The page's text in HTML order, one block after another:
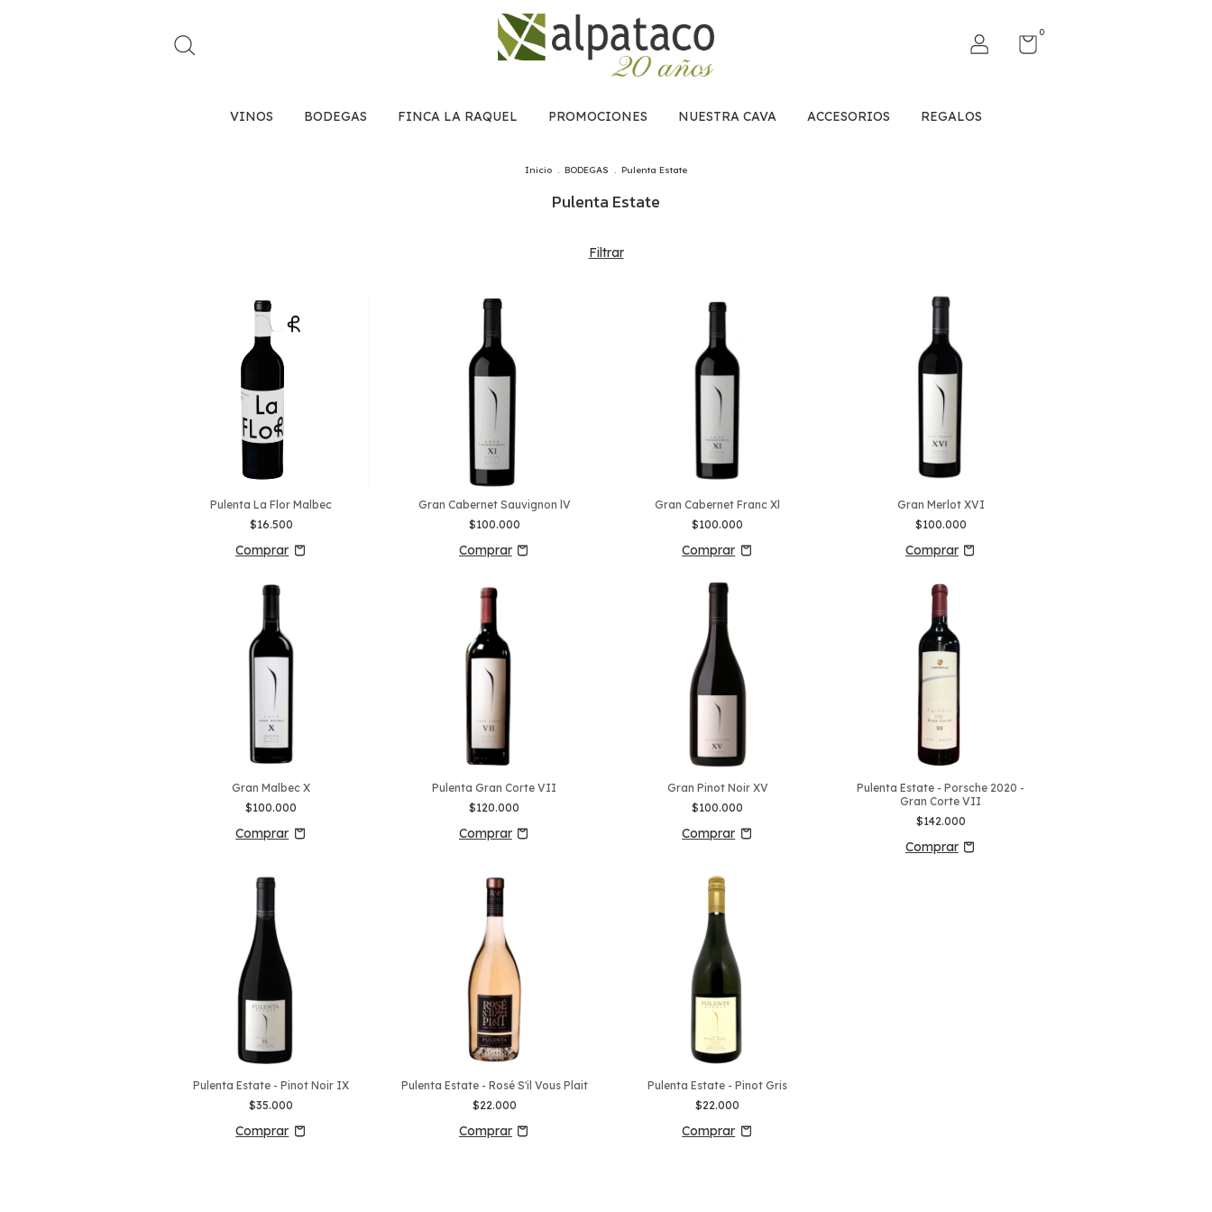
0
VINOS BODEGAS FINCA LA RAQUEL PROMOCIONES NUESTRA CAVA ACCESORIOS REGALOS
Inicio . BODEGAS . Pulenta Estate
Pulenta Estate
Filtrar
Pulenta La Flor Malbec
$16.500
Gran Cabernet Sauvignon lV
$100.000
Gran Cabernet Franc Xl
$100.000
Gran Merlot XVI
$100.000
Gran Malbec X
$100.000
Pulenta Gran Corte VII
$120.000
Gran Pinot Noir XV
$100.000
Pulenta Estate - Porsche 2020 -
Gran Corte VII
$142.000
Pulenta Estate - Pinot Noir IX
$35.000
Pulenta Estate - Rosé S'il Vous Plait
$22.000
Pulenta Estate - Pinot Gris
$22.000